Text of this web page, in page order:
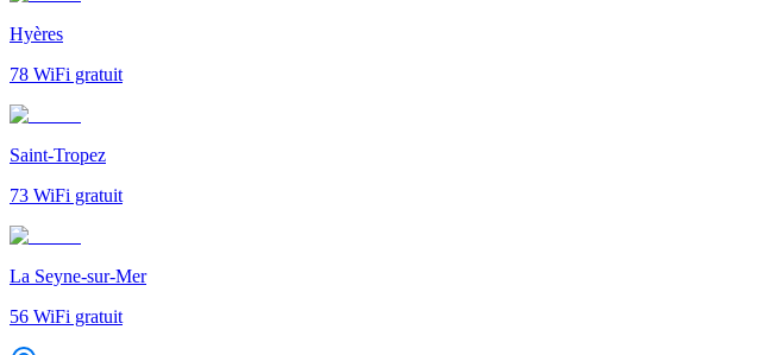
Hyères
78 WiFi gratuit
Saint-Tropez
73 WiFi gratuit
La Seyne-sur-Mer
56 WiFi gratuit